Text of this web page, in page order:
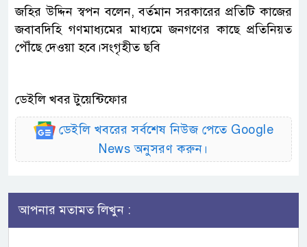
জহির উদ্দিন স্বপন বলেন, বর্তমান সরকারের প্রতিটি কাজের
জবাবদিহি গণমাধ্যমের মাধ্যমে জনগণের কাছে প্রতিনিয়ত
পৌঁছে দেওয়া হবে।সংগৃহীত ছবি
ডেইলি খবর টুয়েন্টিফোর
ডেইলি খবরের সর্বশেষ নিউজ পেতে Google
News অনুসরণ করুন।
আপনার মতামত লিখুন :